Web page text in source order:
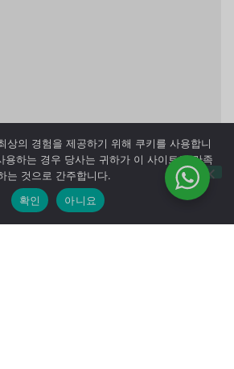
상의 경험을 제공하기 위해 쿠키를 사용합니
용하는 경우 당사는 귀하가 이 사이트에 만족
는 것으로 간주합니다.
확인
아니요